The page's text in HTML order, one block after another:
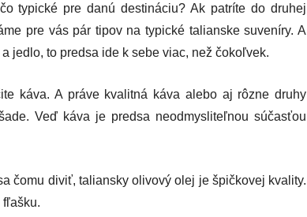
typické pre danú destináciu? Ak patríte do druhej
pre vás pár tipov na typické talianske suveníry. A
jedlo, to predsa ide k sebe viac, než čokoľvek.
káva. A práve kvalitná káva alebo aj rôzne druhy
Veď káva je predsa neodmysliteľnou súčasťou
čomu diviť, taliansky olivový olej je špičkovej kvality.
fľašku.